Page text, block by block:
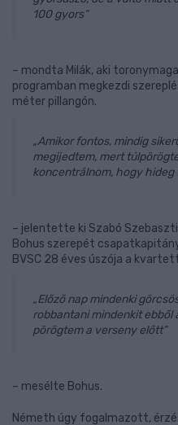
100 gyors”
– mondta Milák, aki
programban megkezdi
méter pillangón.
„Amikor fontos, mindig
megijedtem, mert
koncentrálnom, hogy hideg
– jelentette ki Szabó
Bohus szerepét
BVSC 28 éves úszója a
„Előző nap mindenki
robbantani mindenkit ebből
pörögtem a verseny előtt”
– mesélte Bohus.
Németh úgy fogalmazott,